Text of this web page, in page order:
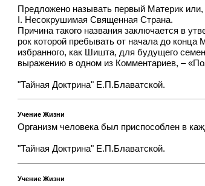
Предложено называть первый Материк
I. Несокрушимая Священная Страна.
Причина такого названия заключается в
рок которой пребывать от начала до конца
избранного, как Шишта, для будущего
выражению в одном из Комментариев, –
"Тайная Доктрина" Е.П.Блаватской.
Учение Жизни
Организм человека был приспособлен в
"Тайная Доктрина" Е.П.Блаватской.
Учение Жизни